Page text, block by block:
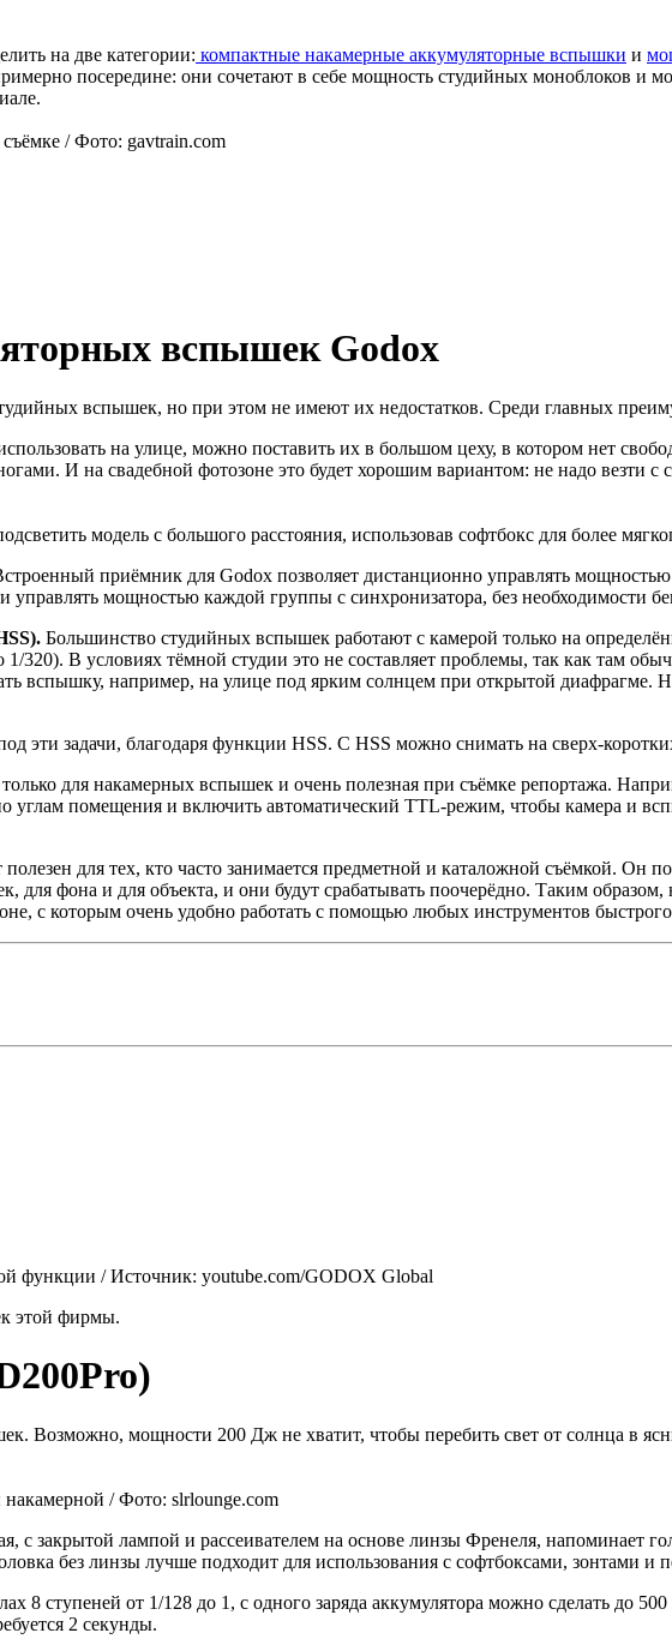
на две категории: компактные накамерные аккумуляторные вспышки и
посередине: они сочетают в себе мощность студийных моноблоков
/ Фото: gavtrain.com
вспышек Godox
вспышек, но при этом не имеют их недостатков. Среди главных
на улице, можно поставить их в большом цеху, в котором нет
И на свадебной фотозоне это будет хорошим вариантом: не надо везти с
модель с большого расстояния, использовав софтбокс для более
приёмник для Godox позволяет дистанционно управлять
мощностью каждой группы с синхронизатора, без необходимости
Большинство студийных вспышек работают с камерой только на
320). В условиях тёмной студии это не составляет проблемы, так как там
вспышку, например, на улице под ярким солнцем при открытой диафрагме.
эти задачи, благодаря функции HSS. С HSS можно снимать на сверх-
для накамерных вспышек и очень полезная при съёмке репортажа.
углам помещения и включить автоматический TTL-режим, чтобы камера и
для тех, кто часто занимается предметной и каталожной съёмкой. Он
фона и для объекта, и они будут срабатывать поочерёдно. Таким
с которым очень удобно работать с помощью любых инструментов
функции / Источник: youtube.com/GODOX Global
этой фирмы.
Возможно, мощности 200 Дж не хватит, чтобы перебить свет от солнца в
/ Фото: slrlounge.com
с закрытой лампой и рассеивателем на основе линзы Френеля, напоминает
без линзы лучше подходит для использования с софтбоксами, зонтами и
8 ступеней от 1/128 до 1, с одного заряда аккумулятора можно сделать до
2 секунды.